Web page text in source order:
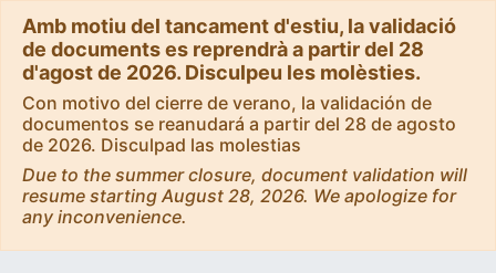
Amb motiu del tancament d'estiu, la validació
de documents es reprendrà a partir del 28
d'agost de 2026. Disculpeu les molèsties.
Con motivo del cierre de verano, la validación de
documentos se reanudará a partir del 28 de agosto
de 2026. Disculpad las molestias
Due to the summer closure, document validation will
resume starting August 28, 2026. We apologize for
any inconvenience.